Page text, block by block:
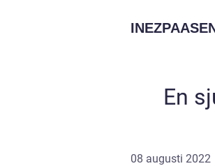
En
08 augusti 2022